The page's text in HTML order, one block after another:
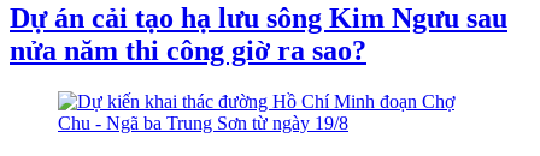
Dự án cải tạo hạ lưu sông Kim Ngưu sau
nửa năm thi công giờ ra sao?